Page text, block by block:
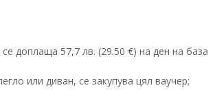
доплаща 57,7 лв. (29.50 €) на ден на база
или диван, се закупува цял ваучер;